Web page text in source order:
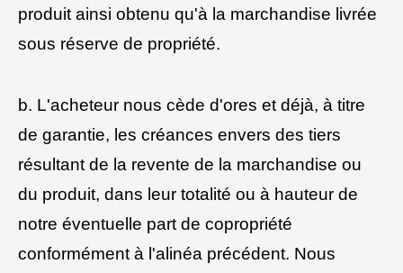
produit ainsi obtenu qu'à la marchandise livrée
sous réserve de propriété.
b. L'acheteur nous cède d'ores et déjà, à titre
de garantie, les créances envers des tiers
résultant de la revente de la marchandise ou
du produit, dans leur totalité ou à hauteur de
notre éventuelle part de copropriété
conformément à l'alinéa précédent. Nous